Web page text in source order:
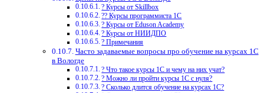
? Курсы от Skillbox
?‍? Курсы программиста 1С
? Курсы от Eduson Academy
? Курсы от НИИДПО
? Примечания
Часто задаваемые вопросы про обучение на курсах 1С
в Вологде
? Что такое курсы 1С и чему на них учат?
? Можно ли пройти курсы 1С с нуля?
? Сколько длится обучение на курсах 1С?